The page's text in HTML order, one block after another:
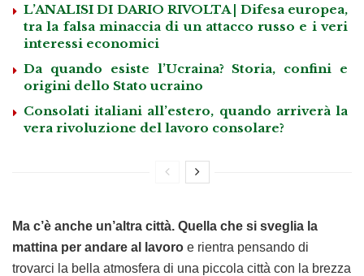
L’ANALISI DI DARIO RIVOLTA | Difesa europea,
tra la falsa minaccia di un attacco russo e i veri
interessi economici
Da quando esiste l’Ucraina? Storia, confini e
origini dello Stato ucraino
Consolati italiani all’estero, quando arriverà la
vera rivoluzione del lavoro consolare?
Ma c’è anche un’altra città. Quella che si sveglia la
mattina per andare al lavoro e rientra pensando di
trovarci la bella atmosfera di una piccola città con la brezza